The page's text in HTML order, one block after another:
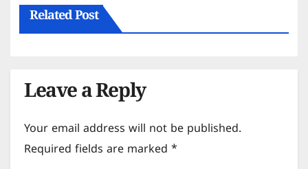
Related Post
Leave a Reply
Your email address will not be published.
Required fields are marked *